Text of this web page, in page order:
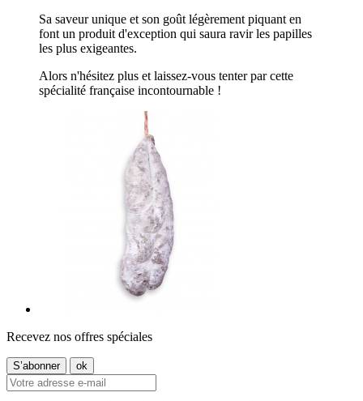
Sa saveur unique et son goût légèrement piquant en
font un produit d'exception qui saura ravir les papilles
les plus exigeantes.
Alors n'hésitez plus et laissez-vous tenter par cette
spécialité française incontournable !
Recevez nos offres spéciales